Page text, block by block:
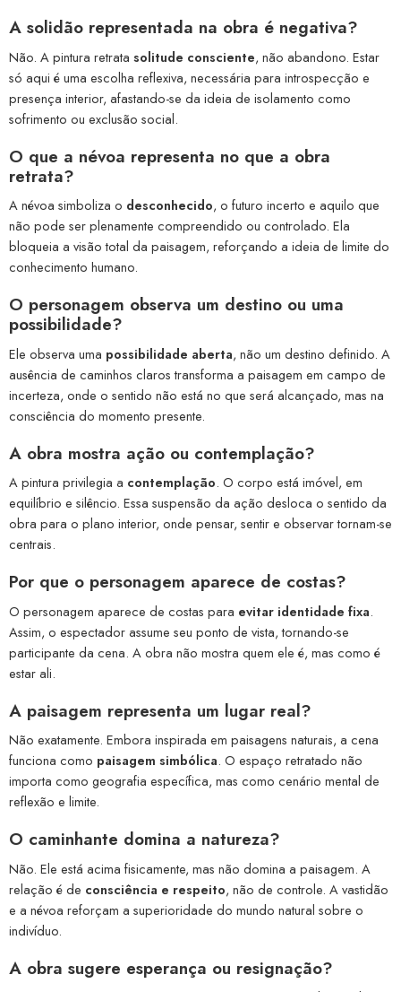
A solidão representada na obra é negativa?
Não. A pintura retrata solitude consciente, não abandono. Estar
só aqui é uma escolha reflexiva, necessária para introspecção e
presença interior, afastando-se da ideia de isolamento como
sofrimento ou exclusão social.
O que a névoa representa no que a obra
retrata?
A névoa simboliza o desconhecido, o futuro incerto e aquilo que
não pode ser plenamente compreendido ou controlado. Ela
bloqueia a visão total da paisagem, reforçando a ideia de limite do
conhecimento humano.
O personagem observa um destino ou uma
possibilidade?
Ele observa uma possibilidade aberta, não um destino definido. A
ausência de caminhos claros transforma a paisagem em campo de
incerteza, onde o sentido não está no que será alcançado, mas na
consciência do momento presente.
A obra mostra ação ou contemplação?
A pintura privilegia a contemplação. O corpo está imóvel, em
equilíbrio e silêncio. Essa suspensão da ação desloca o sentido da
obra para o plano interior, onde pensar, sentir e observar tornam-se
centrais.
Por que o personagem aparece de costas?
O personagem aparece de costas para evitar identidade fixa.
Assim, o espectador assume seu ponto de vista, tornando-se
participante da cena. A obra não mostra quem ele é, mas como é
estar ali.
A paisagem representa um lugar real?
Não exatamente. Embora inspirada em paisagens naturais, a cena
funciona como paisagem simbólica. O espaço retratado não
importa como geografia específica, mas como cenário mental de
reflexão e limite.
O caminhante domina a natureza?
Não. Ele está acima fisicamente, mas não domina a paisagem. A
relação é de consciência e respeito, não de controle. A vastidão
e a névoa reforçam a superioridade do mundo natural sobre o
indivíduo.
A obra sugere esperança ou resignação?